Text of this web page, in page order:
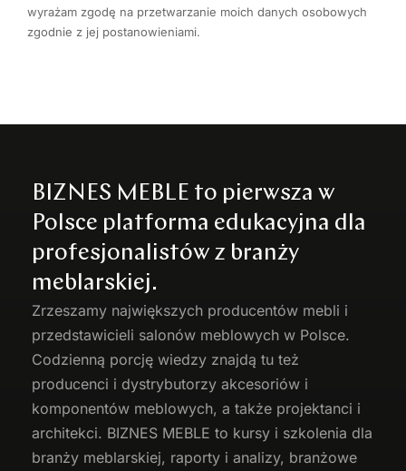
wyrażam zgodę na przetwarzanie moich danych osobowych
zgodnie z jej postanowieniami.
BIZNES MEBLE to pierwsza w
Polsce platforma edukacyjna dla
profesjonalistów z branży
meblarskiej.
Zrzeszamy największych producentów mebli i
przedstawicieli salonów meblowych w Polsce.
Codzienną porcję wiedzy znajdą tu też
producenci i dystrybutorzy akcesoriów i
komponentów meblowych, a także projektanci i
architekci. BIZNES MEBLE to kursy i szkolenia dla
branży meblarskiej, raporty i analizy, branżowe